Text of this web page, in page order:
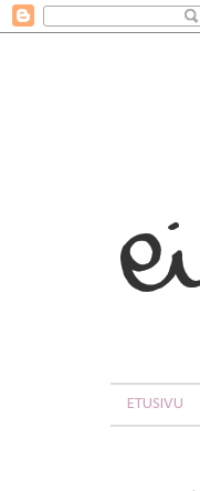
ETUSIVU